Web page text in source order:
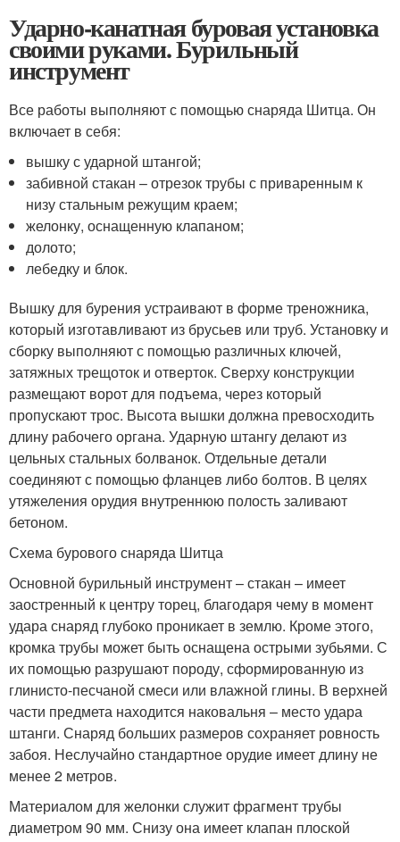
Ударно-канатная буровая установка
своими руками. Бурильный
инструмент
Все работы выполняют с помощью снаряда Шитца. Он
включает в себя:
вышку с ударной штангой;
забивной стакан – отрезок трубы с приваренным к
низу стальным режущим краем;
желонку, оснащенную клапаном;
долото;
лебедку и блок.
Вышку для бурения устраивают в форме треножника,
который изготавливают из брусьев или труб. Установку и
сборку выполняют с помощью различных ключей,
затяжных трещоток и отверток. Сверху конструкции
размещают ворот для подъема, через который
пропускают трос. Высота вышки должна превосходить
длину рабочего органа. Ударную штангу делают из
цельных стальных болванок. Отдельные детали
соединяют с помощью фланцев либо болтов. В целях
утяжеления орудия внутреннюю полость заливают
бетоном.
Схема бурового снаряда Шитца
Основной бурильный инструмент – стакан – имеет
заостренный к центру торец, благодаря чему в момент
удара снаряд глубоко проникает в землю. Кроме этого,
кромка трубы может быть оснащена острыми зубьями. С
их помощью разрушают породу, сформированную из
глинисто-песчаной смеси или влажной глины. В верхней
части предмета находится наковальня – место удара
штанги. Снаряд больших размеров сохраняет ровность
забоя. Неслучайно стандартное орудие имеет длину не
менее 2 метров.
Материалом для желонки служит фрагмент трубы
диаметром 90 мм. Снизу она имеет клапан плоской